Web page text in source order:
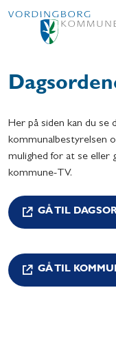
Her på siden kan du se
kommunalbestyrelsen
mulighed for at se eller
kommune-TV.
GÅ TIL
GÅ TIL